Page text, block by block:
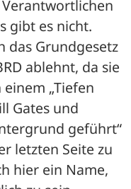
Verantwortlichen
gibt es nicht.
das Grundgesetz
ablehnt, da sie
„Tiefen
Gates und
geführt“
letzten Seite zu
hier ein Name,